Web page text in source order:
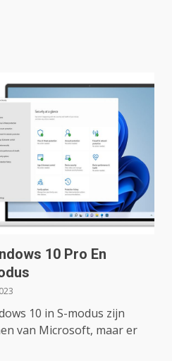
10 Pro En
10 in S-modus zijn
van Microsoft, maar er